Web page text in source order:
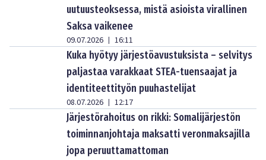
uutuusteoksessa, mistä asioista virallinen
Saksa vaikenee
09.07.2026 | 16:11
Kuka hyötyy järjestöavustuksista – selvitys
paljastaa varakkaat STEA-tuensaajat ja
identiteettityön puuhastelijat
08.07.2026 | 12:17
Järjestörahoitus on rikki: Somalijärjestön
toiminnanjohtaja maksatti veronmaksajilla
jopa peruuttamattoman